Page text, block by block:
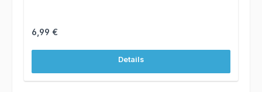
Regulärer Preis:
6,99 €
Details